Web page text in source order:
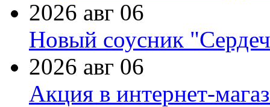
2026 авг 06
Новый соусник
2026 авг 06
Акция в интернет-